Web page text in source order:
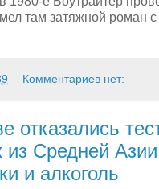
там затяжной роман
Комментариев нет:
отказались
из Средней
и алкоголь